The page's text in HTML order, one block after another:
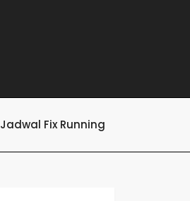
Jadwal Fix Running